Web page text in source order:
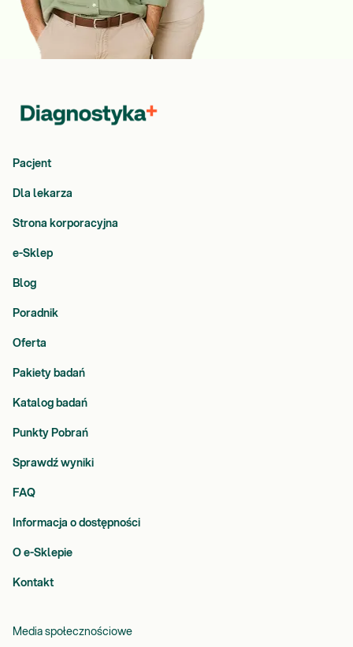
Pacjent
Dla lekarza
Strona korporacyjna
e-Sklep
Blog
Poradnik
Oferta
Pakiety badań
Katalog badań
Punkty Pobrań
Sprawdź wyniki
FAQ
Informacja o dostępności
O e-Sklepie
Kontakt
Media społecznościowe